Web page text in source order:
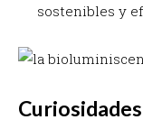
sostenibles y